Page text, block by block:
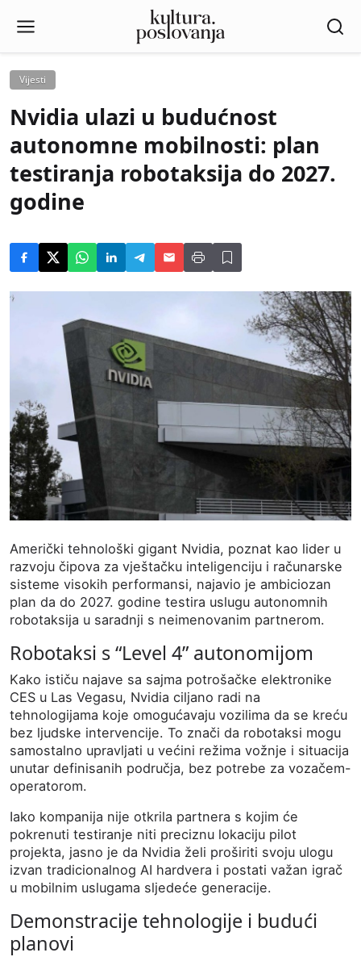
Vijesti
Nvidia ulazi u budućnost
autonomne mobilnosti: plan
testiranja robotaksija do 2027.
godine
Američki tehnološki gigant Nvidia, poznat kao lider u
razvoju čipova za vještačku inteligenciju i računarske
sisteme visokih performansi, najavio je ambiciozan
plan da do 2027. godine testira uslugu autonomnih
robotaksija u saradnji s neimenovanim partnerom.
Robotaksi s “Level 4” autonomijom
Kako ističu najave sa sajma potrošačke elektronike
CES u Las Vegasu, Nvidia ciljano radi na
tehnologijama koje omogućavaju vozilima da se kreću
bez ljudske intervencije. To znači da robotaksi mogu
samostalno upravljati u većini režima vožnje i situacija
unutar definisanih područja, bez potrebe za vozačem-
operatorom.
Iako kompanija nije otkrila partnera s kojim će
pokrenuti testiranje niti preciznu lokaciju pilot
projekta, jasno je da Nvidia želi proširiti svoju ulogu
izvan tradicionalnog AI hardvera i postati važan igrač
u mobilnim uslugama sljedeće generacije.
Demonstracije tehnologije i budući
planovi